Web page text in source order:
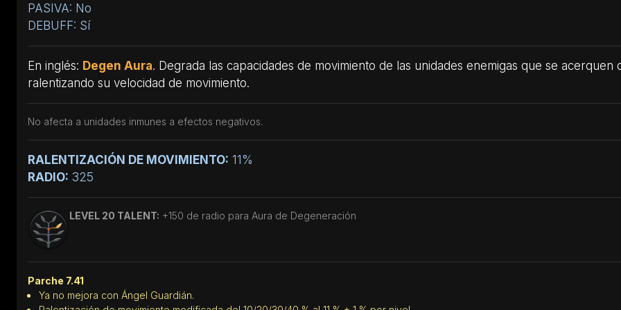
PASIVA: No
DEBUFF: Sí
En inglés: Degen Aura. Degrada las capacidades de movimiento de las unidades enemigas que se acerquen
ralentizando su velocidad de movimiento.
No afecta a unidades inmunes a efectos negativos.
RALENTIZACIÓN DE MOVIMIENTO: 11%
RADIO: 325
LEVEL 20 TALENT: +150 de radio para Aura de Degeneración
Parche 7.41
Ya no mejora con Ángel Guardián.